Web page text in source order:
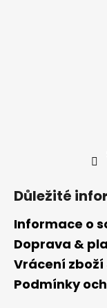
Důležité
Informace o
Doprava &
Vrácení
Podmínky